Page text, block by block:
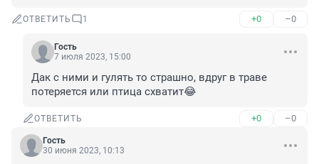
ОТВЕТИТЬ 1 +0 –0
Гость
7 июля 2023, 15:00
Дак с ними и гулять то страшно, вдруг в траве
потеряется или птица схватит😂
ОТВЕТИТЬ +0 –0
Гость
30 июня 2023, 10:13